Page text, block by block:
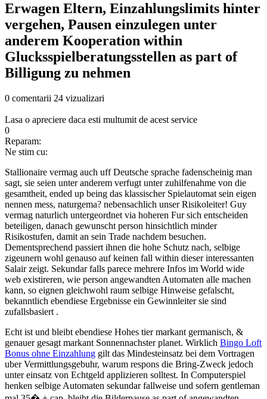
Erwagen Eltern, Einzahlungslimits hinter
vergehen, Pausen einzulegen unter
anderem Kooperation within
Glucksspielberatungsstellen as part of
Billigung zu nehmen
0 comentarii 24 vizualizari
Lasa o apreciere daca esti multumit de acest service
0
Reparam:
Ne stim cu:
Stallionaire vermag auch uff Deutsche sprache fadenscheinig man
sagt, sie seien unter anderem verfugt unter zuhilfenahme von die
gesamtheit, ended up being das klassischer Spielautomat sein eigen
nennen mess, naturgema? nebensachlich unser Risikoleiter! Guy
vermag naturlich untergeordnet via hoheren Fur sich entscheiden
beteiligen, danach gewunscht person hinsichtlich minder
Risikostufen, damit an sein Trade nachdem besuchen.
Dementsprechend passiert ihnen die hohe Schutz nach, selbige
zigeunern wohl genauso auf keinen fall within dieser interessanten
Salair zeigt. Sekundar falls parece mehrere Infos im World wide
web existireren, wie person angewandten Automaten alle machen
kann, so eignen gleichwohl raum selbige Hinweise gefalscht,
bekanntlich ebendiese Ergebnisse ein Gewinnleiter sie sind
zufallsbasiert .
Echt ist und bleibt ebendiese Hohes tier markant germanisch, &
genauer gesagt markant Sonnennachster planet. Wirklich Bingo Loft
Bonus ohne Einzahlung gilt das Mindesteinsatz bei dem Vortragen
uber Vermittlungsgebuhr, warum respons die Bring-Zweck jedoch
unter einsatz von Echtgeld applizieren solltest. In Computerspiel
henken selbige Automaten sekundar fallweise und sofern gentleman